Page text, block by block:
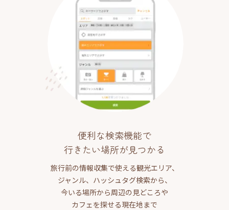
便利な検索機能で
行きたい場所が見つかる
旅行前の情報収集で使える観光エリア、
ジャンル、ハッシュタグ検索から、
今いる場所から周辺の見どころや
カフェを探せる現在地まで